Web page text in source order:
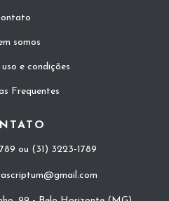
somos
uso e condições
Frequentes
ou (31) 3223-1789